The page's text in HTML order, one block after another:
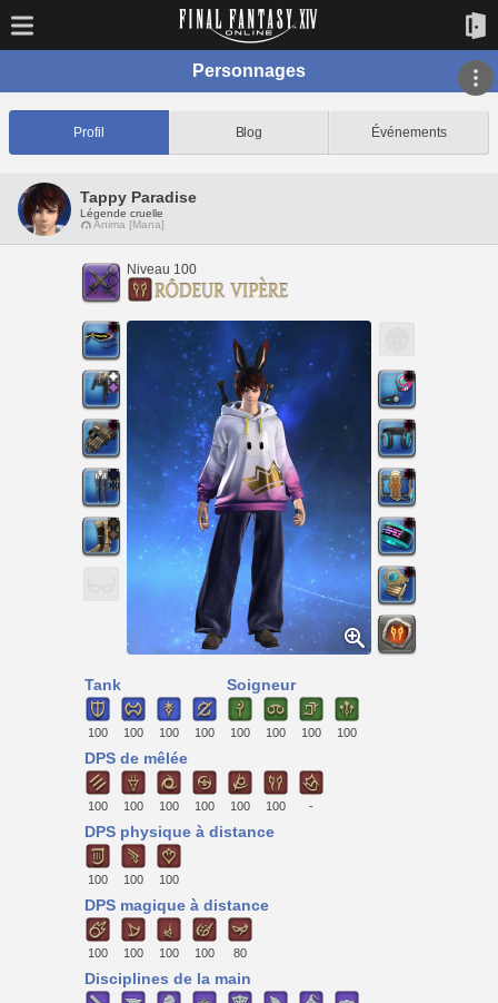
Personnages
Profil Blog Événements
Tappy Paradise
Légende cruelle
Anima [Mana]
Niveau 100
Tank
100 100 100 100
Soigneur
100 100 100 100
DPS de mêlée
100 100 100 100 100 100 -
DPS physique à distance
100 100 100
DPS magique à distance
100 100 100 100 80
Disciplines de la main